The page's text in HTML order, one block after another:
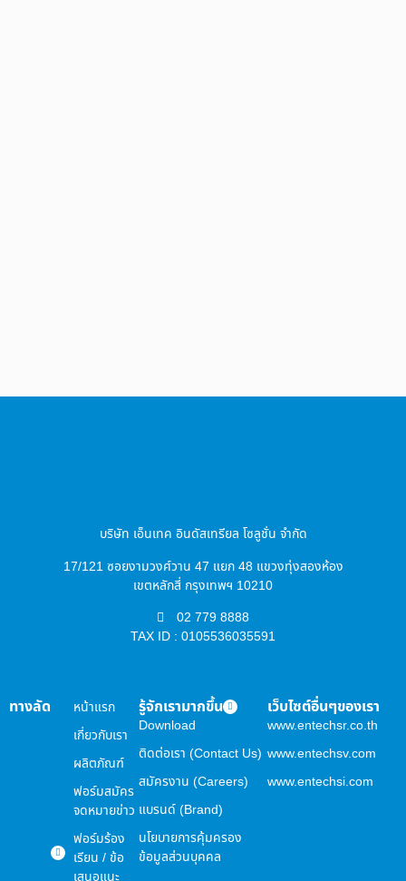
บริษัท เอ็นเทค อินดัสเทรียล โซลูชั่น จำกัด
17/121 ซอยงามวงศ์วาน 47 แยก 48 แขวงทุ่งสองห้อง
เขตหลักสี่ กรุงเทพฯ 10210
02 779 8888
TAX ID : 0105536035591
ทางลัด
หน้าแรก
เกี่ยวกับเรา
ผลิตภัณฑ์
ฟอร์มสมัคร
จดหมายข่าว
ฟอร์มร้อง
เรียน / ข้อ
เสนอแนะ
รู้จักเรามากขึ้น
Download
ติดต่อเรา (Contact Us)
สมัครงาน (Careers)
แบรนด์ (Brand)
นโยบายการคุ้มครอง
ข้อมูลส่วนบุคคล
เว็บไซต์อื่นๆของเรา
www.entechsr.co.th
www.entechsv.com
www.entechsi.com